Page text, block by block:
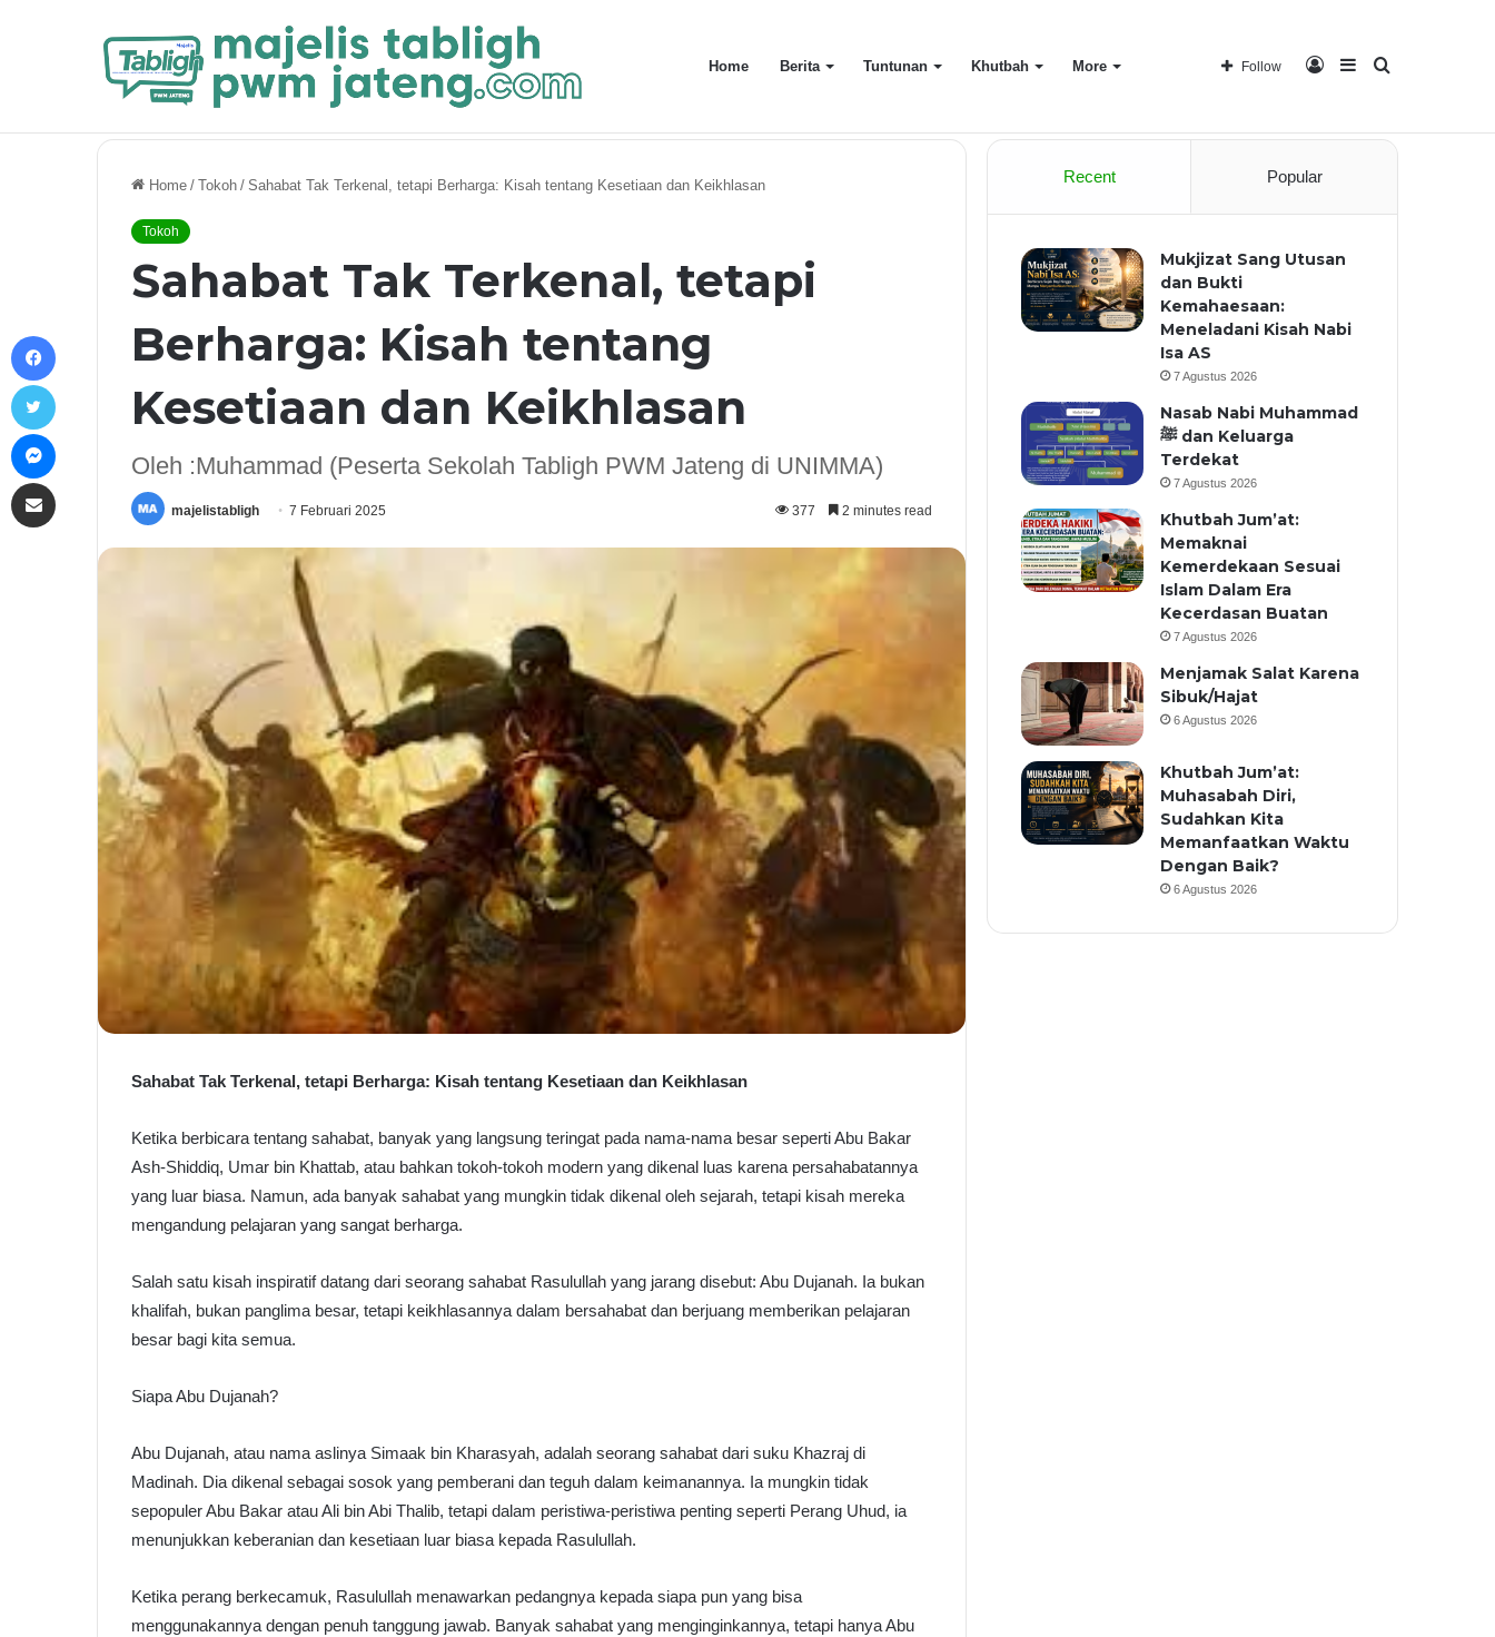
Home Berita Tuntunan Khutbah More Sidebar
Log
Follow
Breaking News
Nasab Nabi Muhammad ﷺ dan Keluarga Terdekat
Home / Tokoh / Sahabat Tak Terkenal, tetapi Berharga: Kisah tentang Kesetiaan dan Keikhlasan
Tokoh
Sahabat Tak Terkenal, tetapi
Berharga: Kisah tentang
Kesetiaan dan Keikhlasan
Oleh :Muhammad (Peserta Sekolah Tabligh PWM Jateng di UNIMMA)
majelistabligh 7 Februari 2025 377 2 minutes read
Sahabat Tak Terkenal, tetapi Berharga: Kisah tentang Kesetiaan dan Keikhlasan
Ketika berbicara tentang sahabat, banyak yang langsung teringat pada nama-nama besar seperti Abu Bakar
Ash-Shiddiq, Umar bin Khattab, atau bahkan tokoh-tokoh modern yang dikenal luas karena persahabatannya
yang luar biasa. Namun, ada banyak sahabat yang mungkin tidak dikenal oleh sejarah, tetapi kisah mereka
mengandung pelajaran yang sangat berharga.
Salah satu kisah inspiratif datang dari seorang sahabat Rasulullah yang jarang disebut: Abu Dujanah. Ia bukan
khalifah, bukan panglima besar, tetapi keikhlasannya dalam bersahabat dan berjuang memberikan pelajaran
besar bagi kita semua.
Siapa Abu Dujanah?
Abu Dujanah, atau nama aslinya Simaak bin Kharasyah, adalah seorang sahabat dari suku Khazraj di
Madinah. Dia dikenal sebagai sosok yang pemberani dan teguh dalam keimanannya. Ia mungkin tidak
sepopuler Abu Bakar atau Ali bin Abi Thalib, tetapi dalam peristiwa-peristiwa penting seperti Perang Uhud, ia
menunjukkan keberanian dan kesetiaan luar biasa kepada Rasulullah.
Ketika perang berkecamuk, Rasulullah menawarkan pedangnya kepada siapa pun yang bisa
menggunakannya dengan penuh tanggung jawab. Banyak sahabat yang menginginkannya, tetapi hanya Abu
Recent Popular
Mukjizat Sang Utusan
dan Bukti
Kemahaesaan:
Meneladani Kisah Nabi
Isa AS
7 Agustus 2026
Nasab Nabi Muhammad
ﷺ dan Keluarga
Terdekat
7 Agustus 2026
Khutbah Jum’at:
Memaknai
Kemerdekaan Sesuai
Islam Dalam Era
Kecerdasan Buatan
7 Agustus 2026
Menjamak Salat Karena
Sibuk/Hajat
6 Agustus 2026
Khutbah Jum’at:
Muhasabah Diri,
Sudahkan Kita
Memanfaatkan Waktu
Dengan Baik?
6 Agustus 2026